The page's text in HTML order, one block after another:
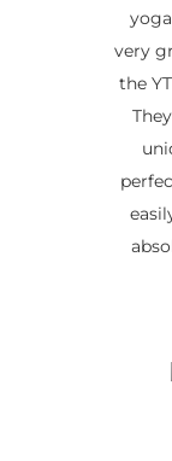
very
the